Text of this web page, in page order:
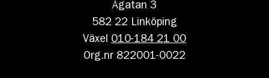
Ågatan 3
582 22 Linköping
Växel 010-184 21 00
Org.nr 822001-0022